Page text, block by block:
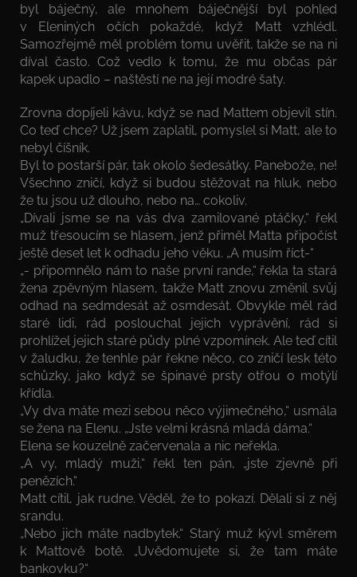
byl báječný, ale mnohem báječnější byl pohled
v Eleniných očích pokaždé, když Matt vzhlédl.
Samozřejmě měl problém tomu uvěřit, takže se na ni
díval často. Což vedlo k tomu, že mu občas pár
kapek upadlo – naštěstí ne na její modré šaty.
Zrovna dopíjeli kávu, když se nad Mattem objevil stín.
Co teď chce? Už jsem zaplatil, pomyslel si Matt, ale to
nebyl číšník.
Byl to postarší pár, tak okolo šedesátky. Panebože, ne!
Všechno zničí, když si budou stěžovat na hluk, nebo
že tu jsou už dlouho, nebo na… cokoliv.
„Dívali jsme se na vás dva zamilované ptáčky,“ řekl
muž třesoucím se hlasem, jenž přiměl Matta připočíst
ještě deset let k odhadu jeho věku. „A musím říct-“
„- připomnělo nám to naše první rande,“ řekla ta stará
žena zpěvným hlasem, takže Matt znovu změnil svůj
odhad na sedmdesát až osmdesát. Obvykle měl rád
staré lidi, rád poslouchal jejich vyprávění, rád si
prohlížel jejich staré půdy plné vzpomínek. Ale teď cítil
v žaludku, že tenhle pár řekne něco, co zničí lesk této
schůzky, jako když se špinavé prsty otřou o motýlí
křídla.
„Vy dva máte mezi sebou něco výjimečného,“ usmála
se žena na Elenu. „Jste velmi krásná mladá dáma.“
Elena se kouzelně začervenala a nic neřekla.
„A vy, mladý muži,“ řekl ten pán, „jste zjevně při
penězích.“
Matt cítil, jak rudne. Věděl, že to pokazí. Dělali si z něj
srandu.
„Nebo jich máte nadbytek.“ Starý muž kývl směrem
k Mattově botě. „Uvědomujete si, že tam máte
bankovku?“